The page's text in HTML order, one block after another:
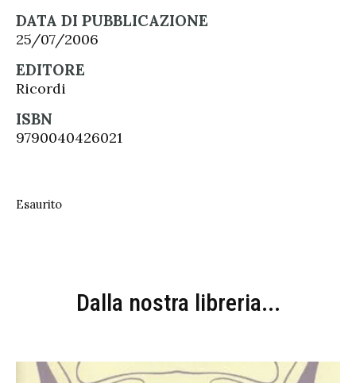
DATA DI PUBBLICAZIONE
25/07/2006
EDITORE
Ricordi
ISBN
9790040426021
Esaurito
Dalla nostra libreria...